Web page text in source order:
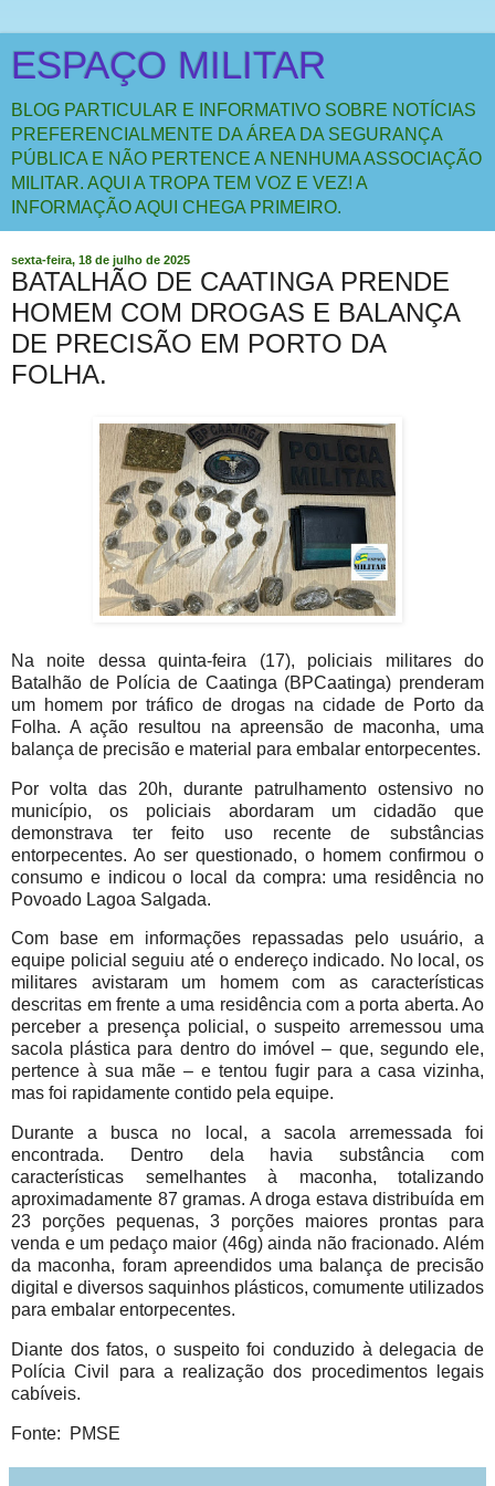
ESPAÇO MILITAR
BLOG PARTICULAR E INFORMATIVO SOBRE NOTÍCIAS
PREFERENCIALMENTE DA ÁREA DA SEGURANÇA
PÚBLICA E NÃO PERTENCE A NENHUMA ASSOCIAÇÃO
MILITAR. AQUI A TROPA TEM VOZ E VEZ! A
INFORMAÇÃO AQUI CHEGA PRIMEIRO.
sexta-feira, 18 de julho de 2025
BATALHÃO DE CAATINGA PRENDE
HOMEM COM DROGAS E BALANÇA
DE PRECISÃO EM PORTO DA
FOLHA.
Na noite dessa quinta-feira (17), policiais militares do
Batalhão de Polícia de Caatinga (BPCaatinga) prenderam
um homem por tráfico de drogas na cidade de Porto da
Folha. A ação resultou na apreensão de maconha, uma
balança de precisão e material para embalar entorpecentes.
Por volta das 20h, durante patrulhamento ostensivo no
município, os policiais abordaram um cidadão que
demonstrava ter feito uso recente de substâncias
entorpecentes. Ao ser questionado, o homem confirmou o
consumo e indicou o local da compra: uma residência no
Povoado Lagoa Salgada.
Com base em informações repassadas pelo usuário, a
equipe policial seguiu até o endereço indicado. No local, os
militares avistaram um homem com as características
descritas em frente a uma residência com a porta aberta. Ao
perceber a presença policial, o suspeito arremessou uma
sacola plástica para dentro do imóvel – que, segundo ele,
pertence à sua mãe – e tentou fugir para a casa vizinha,
mas foi rapidamente contido pela equipe.
Durante a busca no local, a sacola arremessada foi
encontrada. Dentro dela havia substância com
características semelhantes à maconha, totalizando
aproximadamente 87 gramas. A droga estava distribuída em
23 porções pequenas, 3 porções maiores prontas para
venda e um pedaço maior (46g) ainda não fracionado. Além
da maconha, foram apreendidos uma balança de precisão
digital e diversos saquinhos plásticos, comumente utilizados
para embalar entorpecentes.
Diante dos fatos, o suspeito foi conduzido à delegacia de
Polícia Civil para a realização dos procedimentos legais
cabíveis.
Fonte: PMSE